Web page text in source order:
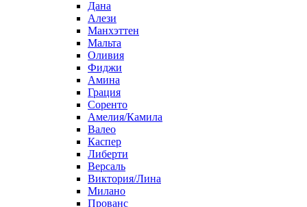
Дана
Алези
Манхэттен
Мальта
Оливия
Фиджи
Амина
Грация
Соренто
Амелия/Камила
Валео
Каспер
Либерти
Версаль
Виктория/Лина
Милано
Прованс